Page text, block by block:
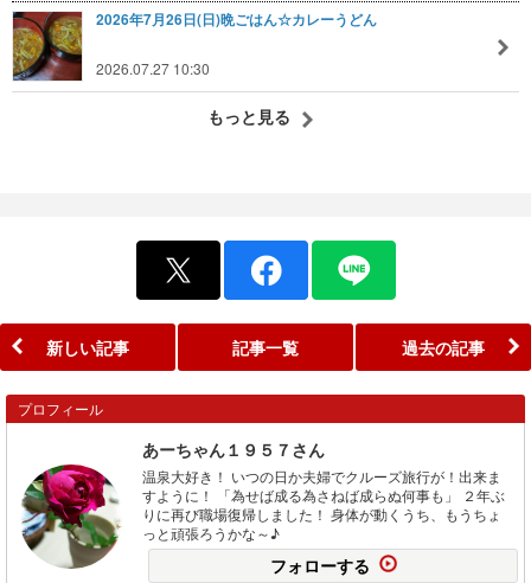
2026年7月26日(日)晩ごはん☆カレーうどん
2026.07.27 10:30
もっと見る
新しい記事 記事一覧 過去の記事
プロフィール
あーちゃん１９５７さん
温泉大好き！ いつの日か夫婦でクルーズ旅行が！出来ま
すように！ 「為せば成る為さねば成らぬ何事も」 ２年ぶ
りに再び職場復帰しました！ 身体が動くうち、もうちょ
っと頑張ろうかな～♪
フォローする